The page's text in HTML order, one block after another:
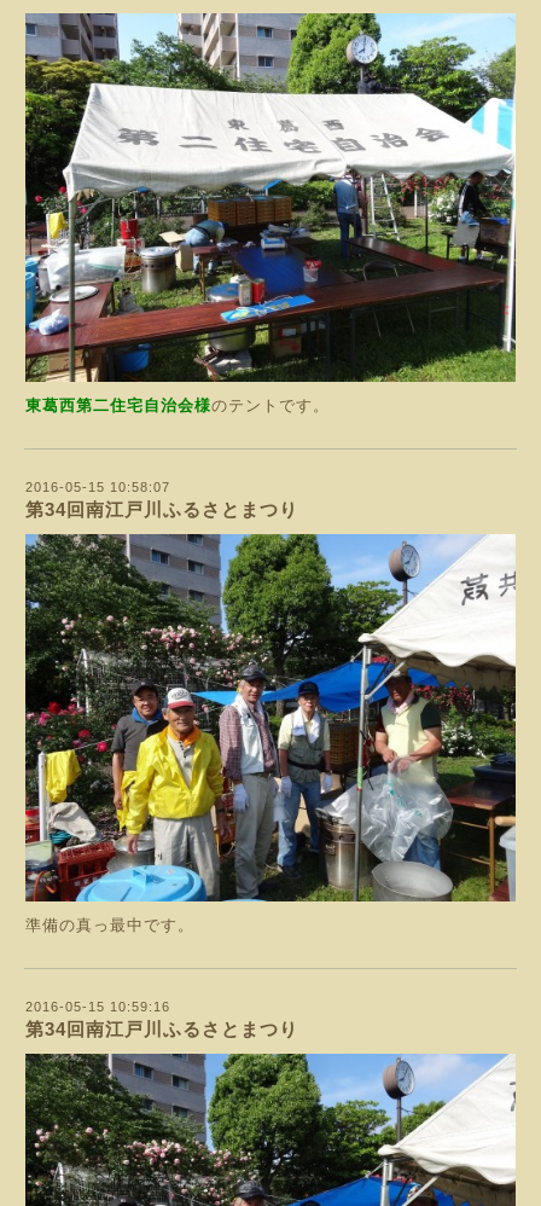
東葛西第二住宅自治会様のテントです。
2016-05-15 10:58:07
第34回南江戸川ふるさとまつり
準備の真っ最中です。
2016-05-15 10:59:16
第34回南江戸川ふるさとまつり